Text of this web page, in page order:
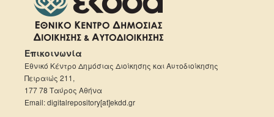
Επικοινωνία
Εθνικό Κέντρο Δημόσιας Διοίκησης και Αυτοδιοίκησης
Πειραιώς 211,
177 78 Ταύρος Αθήνα
Email: digitalrepository[at]ekdd.gr